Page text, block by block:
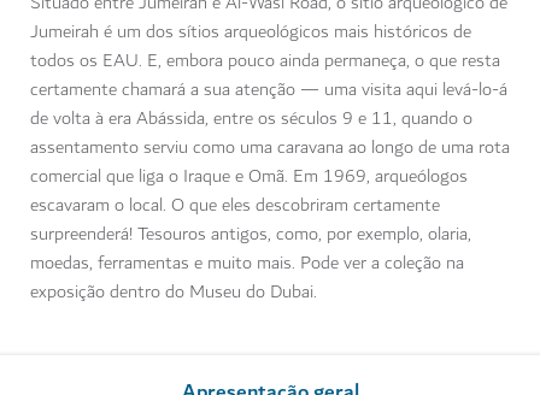
Jumeirah é um dos sítios arqueológicos mais históricos de
todos os EAU. E, embora pouco ainda permaneça, o que resta
certamente chamará a sua atenção — uma visita aqui levá-lo-á
de volta à era Abássida, entre os séculos 9 e 11, quando o
assentamento serviu como uma caravana ao longo de uma rota
comercial que liga o Iraque e Omã. Em 1969, arqueólogos
escavaram o local. O que eles descobriram certamente
surpreenderá! Tesouros antigos, como, por exemplo, olaria,
moedas, ferramentas e muito mais. Pode ver a coleção na
exposição dentro do Museu do Dubai.